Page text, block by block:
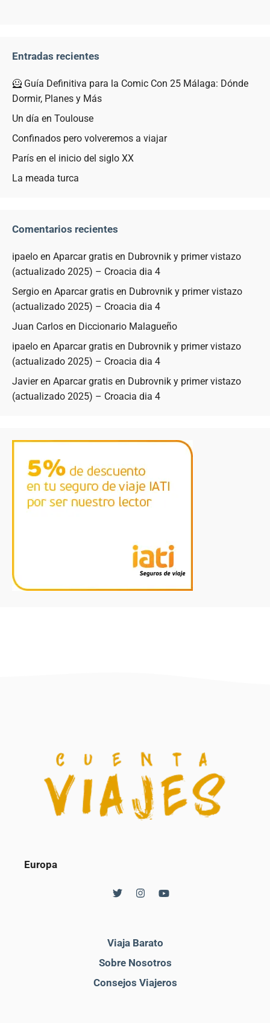
Entradas recientes
🦸 Guía Definitiva para la Comic Con 25 Málaga: Dónde
Dormir, Planes y Más
Un día en Toulouse
Confinados pero volveremos a viajar
París en el inicio del siglo XX
La meada turca
Comentarios recientes
ipaelo en Aparcar gratis en Dubrovnik y primer vistazo
(actualizado 2025) – Croacia dia 4
Sergio en Aparcar gratis en Dubrovnik y primer vistazo
(actualizado 2025) – Croacia dia 4
Juan Carlos en Diccionario Malagueño
ipaelo en Aparcar gratis en Dubrovnik y primer vistazo
(actualizado 2025) – Croacia dia 4
Javieren Aparcar gratis en Dubrovnik y primer vistazo
(actualizado 2025) – Croacia dia 4
Europa
Viaja Barato
Sobre Nosotros
Consejos Viajeros